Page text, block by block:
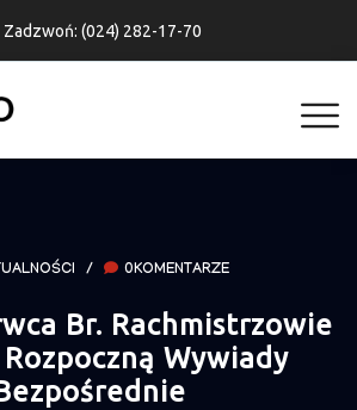
Zadzwoń: (024) 282-17-70
/ 0KOMENTARZE
Br. Rachmistrzowie
Wywiady